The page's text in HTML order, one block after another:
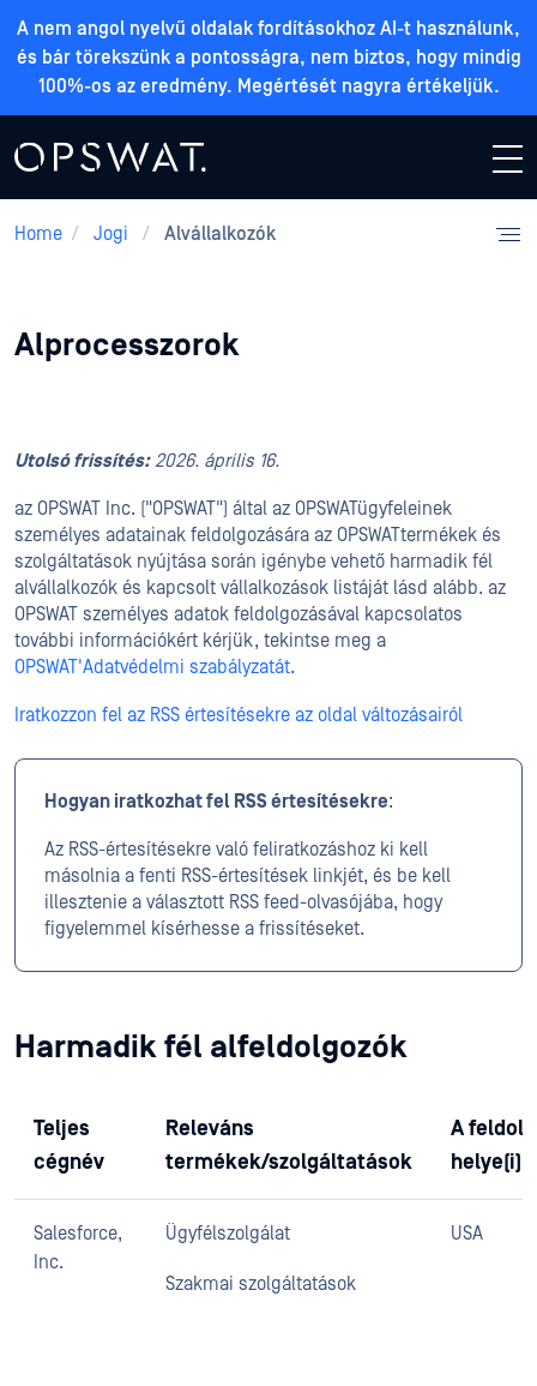
A nem angol nyelvű oldalak fordításokhoz AI-t használunk,
és bár törekszünk a pontosságra, nem biztos, hogy mindig
100%-os az eredmény. Megértését nagyra értékeljük.
Home / Jogi / Alvállalkozók
Alprocesszorok
Utolsó frissítés:2026. április 16.
az OPSWAT Inc. ("OPSWAT") által az OPSWATügyfeleinek
személyes adatainak feldolgozására az OPSWATtermékek és
szolgáltatások nyújtása során igénybe vehető harmadik fél
alvállalkozók és kapcsolt vállalkozások listáját lásd alább. az
OPSWAT személyes adatok feldolgozásával kapcsolatos
további információkért kérjük, tekintse meg a
OPSWAT'Adatvédelmi szabályzatát.
Iratkozzon fel az RSS értesítésekre az oldal változásairól
Hogyan iratkozhat fel RSS értesítésekre:
Az RSS-értesítésekre való feliratkozáshoz ki kell
másolnia a fenti RSS-értesítések linkjét, és be kell
illesztenie a választott RSS feed-olvasójába, hogy
figyelemmel kísérhesse a frissítéseket.
Harmadik fél alfeldolgozók
Teljes
cégnév
Releváns
termékek/szolgáltatások
A
helye(i)
Salesforce,
Inc.
Ügyfélszolgálat
Szakmai szolgáltatások
USA